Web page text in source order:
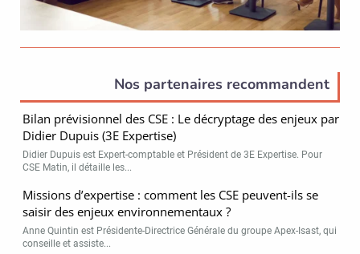
Nos partenaires recommandent
Bilan prévisionnel des CSE : Le décryptage des enjeux par
Didier Dupuis (3E Expertise)
Didier Dupuis est Expert-comptable et Président de 3E Expertise. Pour
CSE Matin, il détaille les...
Missions d’expertise : comment les CSE peuvent-ils se
saisir des enjeux environnementaux ?
Anne Quintin est Présidente-Directrice Générale du groupe Apex-Isast, qui
conseille et assiste...